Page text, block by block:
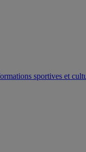
sportives et